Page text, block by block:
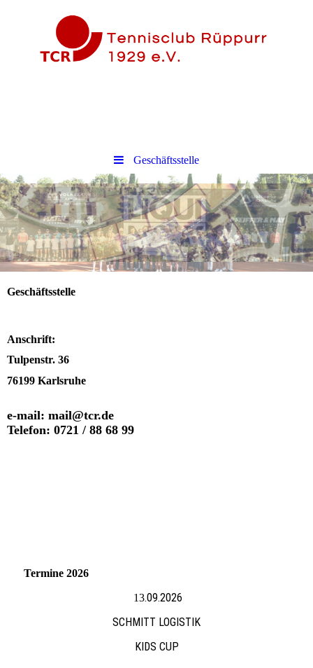
Geschäftsstelle
Geschäftsstelle
Anschrift:
Tulpenstr. 36
76199 Karlsruhe
e-mail: mail@tcr.de
Telefon: 0721 / 88 68 99
Termine 2026
13.09.2026
SCHMITT LOGISTIK
KIDS CUP